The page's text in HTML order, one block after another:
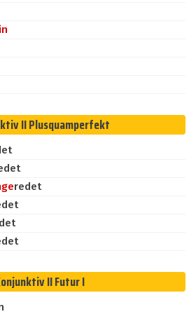
II Plusquamperfekt
geredet
II Futur I